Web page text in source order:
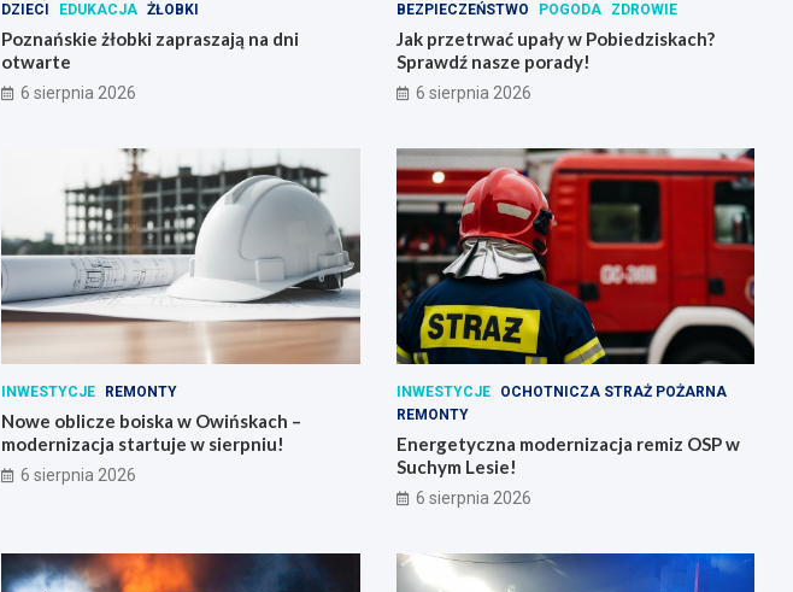
DZIECI EDUKACJA ŻŁOBKI
Poznańskie żłobki zapraszają na dni
otwarte
6 sierpnia 2026
BEZPIECZEŃSTWO POGODA ZDROWIE
Jak przetrwać upały w Pobiedziskach?
Sprawdź nasze porady!
6 sierpnia 2026
INWESTYCJE REMONTY
Nowe oblicze boiska w Owińskach –
modernizacja startuje w sierpniu!
6 sierpnia 2026
INWESTYCJE
OCHOTNICZA STRAŻ POŻARNA
REMONTY
Energetyczna modernizacja remiz OSP w
Suchym Lesie!
6 sierpnia 2026